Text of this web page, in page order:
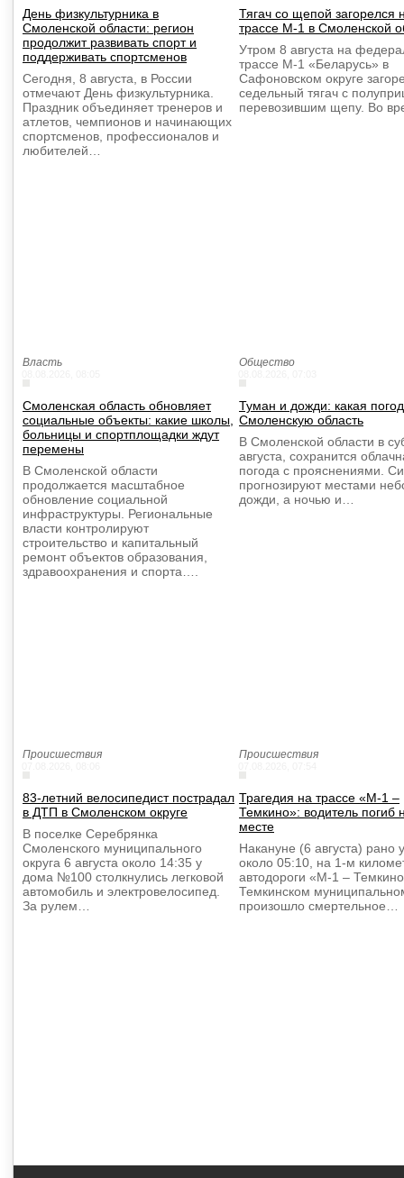
День физкультурника в
Смоленской области: регион
продолжит развивать спорт и
поддерживать спортсменов
Сегодня, 8 августа, в России
отмечают День физкультурника.
Праздник объединяет тренеров и
атлетов, чемпионов и начинающих
спортсменов, профессионалов и
любителей…
Тягач со щепой загорелся
трассе М-1 в Смоленской
Утром 8 августа на
трассе М-1 «Беларусь» в
Сафоновском округе
седельный тягач с
перевозившим щепу. Во
Власть
Смоленская область обновляет
социальные объекты: какие школы,
больницы и спортплощадки ждут
перемены
В Смоленской области
продолжается масштабное
обновление социальной
инфраструктуры. Региональные
власти контролируют
строительство и капитальный
ремонт объектов образования,
здравоохранения и спорта….
Общество
Туман и дожди: какая
Смоленскую область
В Смоленской области в
августа, сохранится
погода с прояснениями.
прогнозируют местами
дожди, а ночью и…
Происшествия
83-летний велосипедист пострадал
в ДТП в Смоленском округе
В поселке Серебрянка
Смоленского муниципального
округа 6 августа около 14:35 у
дома №100 столкнулись легковой
автомобиль и электровелосипед.
За рулем…
Происшествия
Трагедия на трассе «М-1 –
Темкино»: водитель погиб
месте
Накануне (6 августа) рано
около 05:10, на 1-м
автодороги «М-1 –
Темкинском
произошло смертельное…